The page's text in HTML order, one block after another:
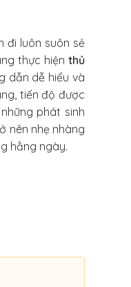
đi luôn suôn sẻ
thực hiệnthủ
dẫn dễ hiểu và
tiến độ được
phát sinh
nên nhẹ nhàng
hằng ngày.